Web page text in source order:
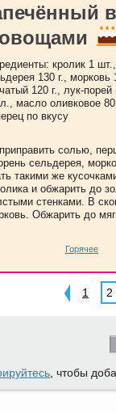
кролик 1
130 г., морковь
120 г., лук-
масло оливковое
по вкусу
солью,
сельдерея,
такими же
и обжарить до
стенками. В
Обжарить до
Горячее
1 2
, чтобы